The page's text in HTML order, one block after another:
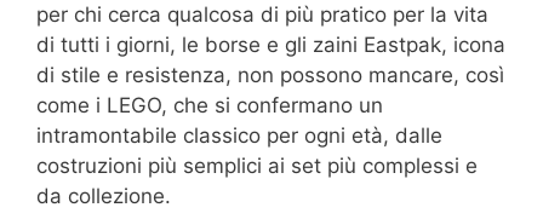
per chi cerca qualcosa di più pratico per la vita
di tutti i giorni, le borse e gli zaini Eastpak, icona
di stile e resistenza, non possono mancare, così
come i LEGO, che si confermano un
intramontabile classico per ogni età, dalle
costruzioni più semplici ai set più complessi e
da collezione.